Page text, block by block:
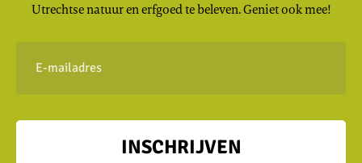
Utrechtse natuur en erfgoed te beleven. Geniet ook mee!
mailadres
INSCHRIJVEN